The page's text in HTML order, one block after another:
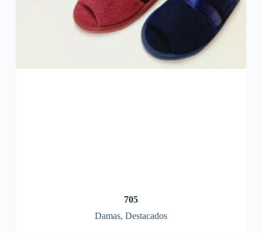
705
Damas, Destacados